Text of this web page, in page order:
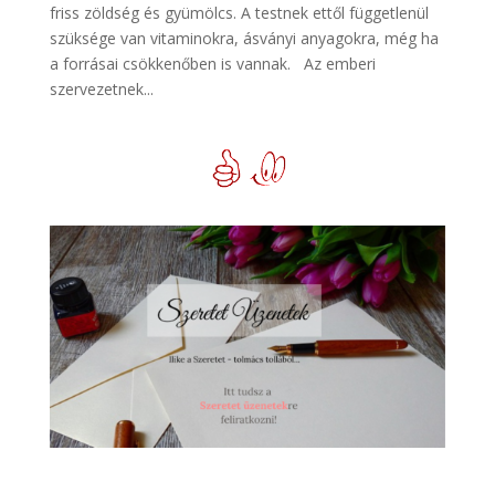
friss zöldség és gyümölcs. A testnek ettől függetlenül
szüksége van vitaminokra, ásványi anyagokra, még ha
a forrásai csökkenőben is vannak. Az emberi
szervezetnek...